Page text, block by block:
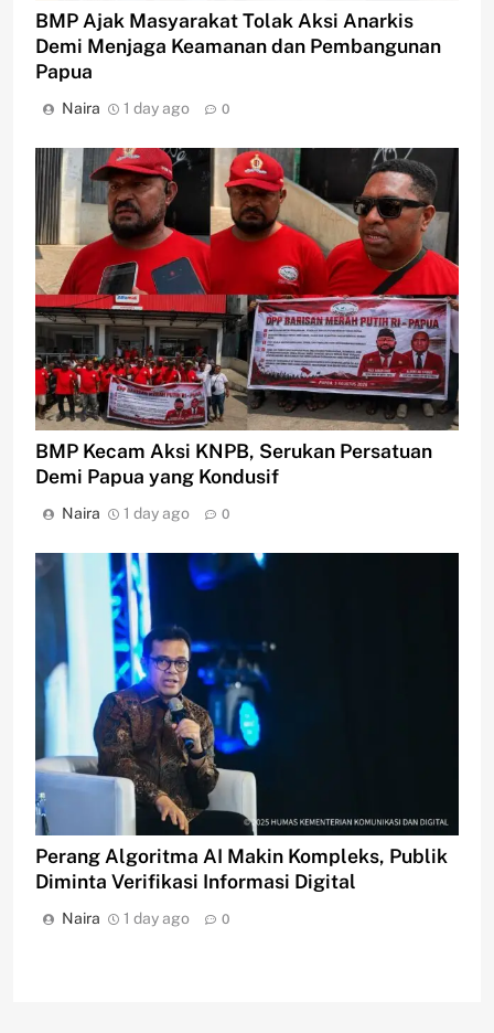
BMP Ajak Masyarakat Tolak Aksi Anarkis
Demi Menjaga Keamanan dan Pembangunan
Papua
Naira 1 day ago 0
BMP Kecam Aksi KNPB, Serukan Persatuan
Demi Papua yang Kondusif
Naira 1 day ago 0
Perang Algoritma AI Makin Kompleks, Publik
Diminta Verifikasi Informasi Digital
Naira 1 day ago 0